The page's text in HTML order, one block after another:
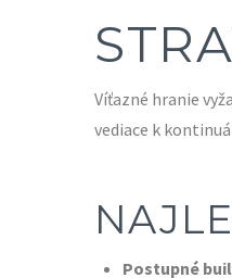
Víťazné hranie
vediace k
Postupné